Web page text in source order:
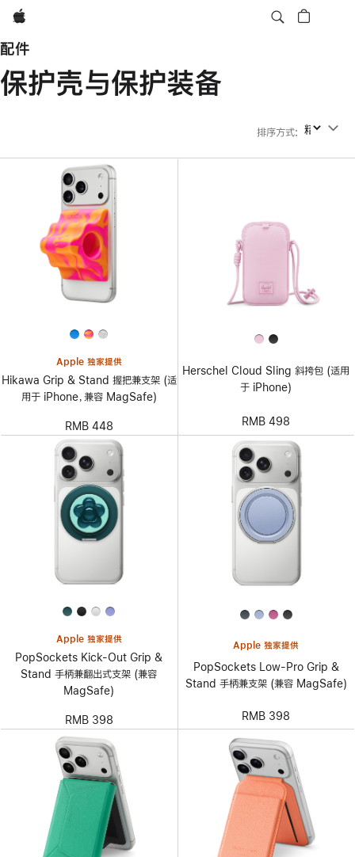
Apple
配件
保护壳与保护装备
排序方式: 排序方式
Apple 独家提供
Hikawa Grip & Stand 握把兼支架 (适
用于 iPhone，兼容 MagSafe)
RMB 448
Herschel Cloud Sling 斜挎包 (适用
于 iPhone)
RMB 498
Apple 独家提供
PopSockets Kick-Out Grip &
Stand 手柄兼翻出式支架 (兼容
MagSafe)
RMB 398
Apple 独家提供
PopSockets Low-Pro Grip &
Stand 手柄兼支架 (兼容 MagSafe)
RMB 398